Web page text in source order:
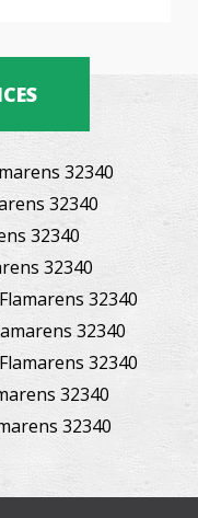
32340
32340
32340
32340
32340
32340
32340
32340
32340